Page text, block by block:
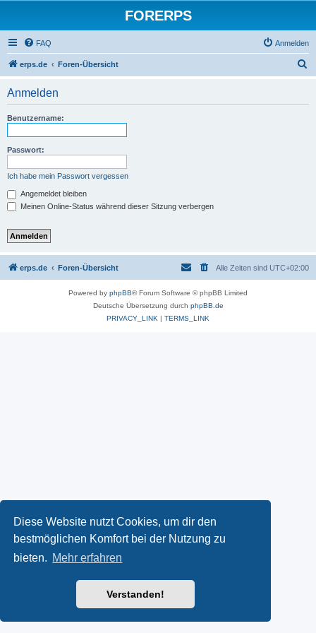
Diese Website nutzt Cookies, um dir den
bestmöglichen Komfort bei der Nutzung zu
bieten. Mehr erfahren
Verstanden!
FORERPS
FAQ Anmelden
erps.de Foren-Übersicht
Anmelden
Benutzername:
Passwort:
Ich habe mein Passwort vergessen
Angemeldet bleiben
Meinen Online-Status während dieser Sitzung verbergen
erps.de Foren-Übersicht Alle Zeiten sind UTC+02:00
Powered by phpBB® Forum Software © phpBB Limited
Deutsche Übersetzung durch phpBB.de
PRIVACY_LINK | TERMS_LINK